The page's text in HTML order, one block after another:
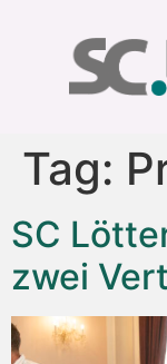
Tag:
SC
zwei